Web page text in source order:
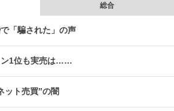
総合
「騙された」の声
ン1位も実売は……
ット売買”の闇